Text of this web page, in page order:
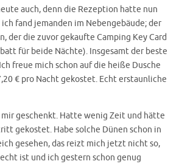
auch, denn die Rezeption hatte nun
fand jemanden im Nebengebäude; der
der die zuvor gekaufte Camping Key Card
für beide Nächte). Insgesamt der beste
freue mich schon auf die heiße Dusche
€ pro Nacht gekostet. Echt erstaunliche
mir geschenkt. Hatte wenig Zeit und hätte
gekostet. Habe solche Dünen schon in
gesehen, das reizt mich jetzt nicht so,
ist und ich gestern schon genug